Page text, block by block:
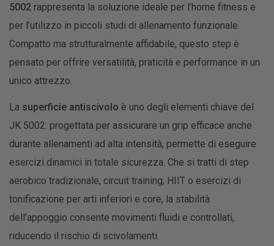
5002 rappresenta la soluzione ideale per l’home fitness e
per l’utilizzo in piccoli studi di allenamento funzionale.
Compatto ma strutturalmente affidabile, questo step è
pensato per offrire versatilità, praticità e performance in un
unico attrezzo.
La superficie antiscivolo è uno degli elementi chiave del
JK 5002: progettata per assicurare un grip efficace anche
durante allenamenti ad alta intensità, permette di eseguire
esercizi dinamici in totale sicurezza. Che si tratti di step
aerobico tradizionale, circuit training, HIIT o esercizi di
tonificazione per arti inferiori e core, la stabilità
dell’appoggio consente movimenti fluidi e controllati,
riducendo il rischio di scivolamenti.